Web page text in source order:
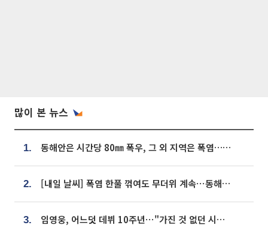
많이 본 뉴스
1. 동해안은 시간당 80㎜ 폭우, 그 외 지역은 폭염…‘극과 극 날씨’
2. [내일 날씨] 폭염 한풀 꺾여도 무더위 계속⋯동해안 이틀 연속 비
3. 임영웅, 어느덧 데뷔 10주년⋯"가진 것 없던 시절, 내 앞엔 20명의 팬뿐"